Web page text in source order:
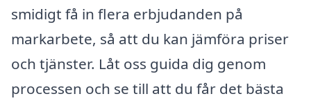
smidigt få in flera erbjudanden på
markarbete, så att du kan jämföra priser
och tjänster. Låt oss guida dig genom
processen och se till att du får det bästa